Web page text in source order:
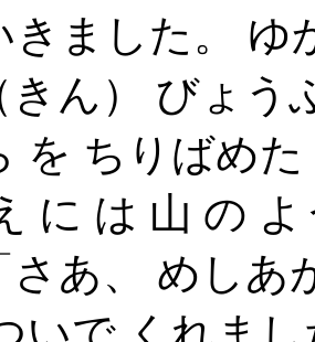
きました。 ゆ
きん） びょう
を ちりばめ
に は 山 の
さあ、 めしあ
いで くれま